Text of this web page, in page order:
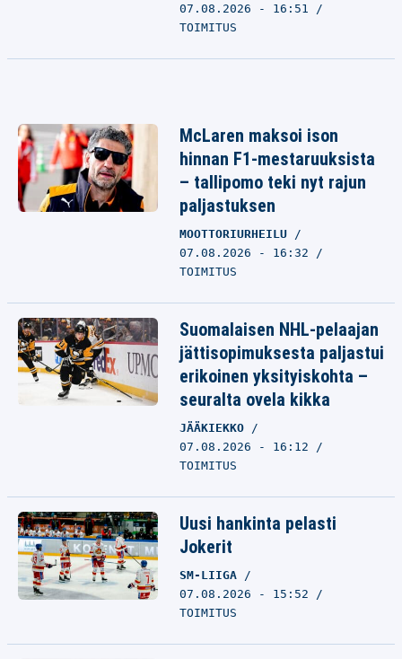
07.08.2026 - 16:51
TOIMITUS
McLaren maksoi ison
hinnan F1-mestaruuksista
– tallipomo teki nyt rajun
paljastuksen
MOOTTORIURHEILU
07.08.2026 - 16:32
TOIMITUS
Suomalaisen NHL-pelaajan
jättisopimuksesta paljastui
erikoinen yksityiskohta –
seuralta ovela kikka
JÄÄKIEKKO
07.08.2026 - 16:12
TOIMITUS
Uusi hankinta pelasti
Jokerit
SM-LIIGA
07.08.2026 - 15:52
TOIMITUS